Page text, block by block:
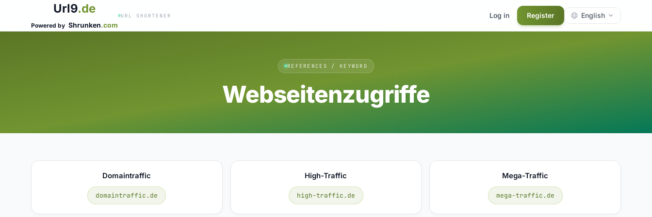
Url9.de
Powered by Shrunken.com
URL SHORTENER Log in Register English
REFERENCES / KEYWORD
Webseitenzugriffe
Domaintraffic
domaintraffic.de
High-Traffic
high-traffic.de
Mega-Traffic
mega-traffic.de